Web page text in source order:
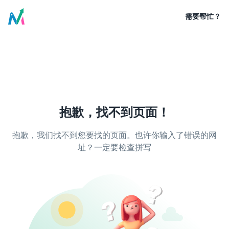
需要帮忙？
抱歉，找不到页面！
抱歉，我们找不到您要找的页面。也许你输入了错误的网
址？一定要检查拼写